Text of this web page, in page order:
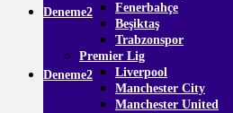
Fenerbahçe
Beşiktaş
Trabzonspor
Premier Lig
Liverpool
Manchester City
Manchester United
Deneme2
Deneme2